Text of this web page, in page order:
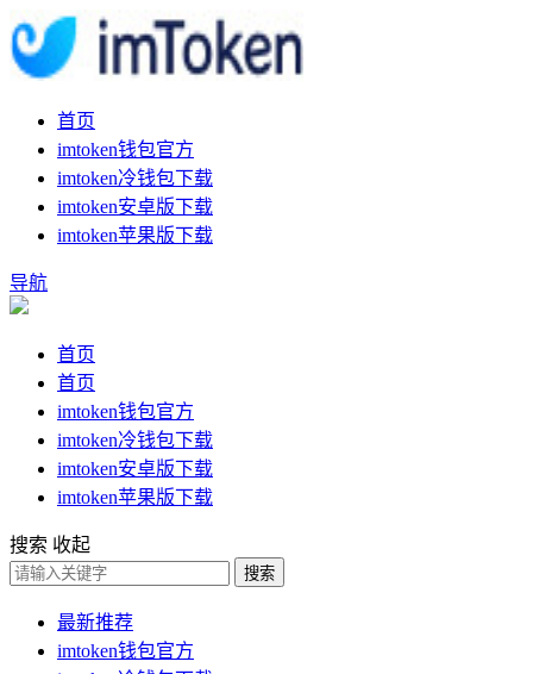
首页
imtoken钱包官方
imtoken冷钱包下载
imtoken安卓版下载
imtoken苹果版下载
导航
首页
首页
imtoken钱包官方
imtoken冷钱包下载
imtoken安卓版下载
imtoken苹果版下载
搜索 收起
搜索
最新推荐
imtoken钱包官方